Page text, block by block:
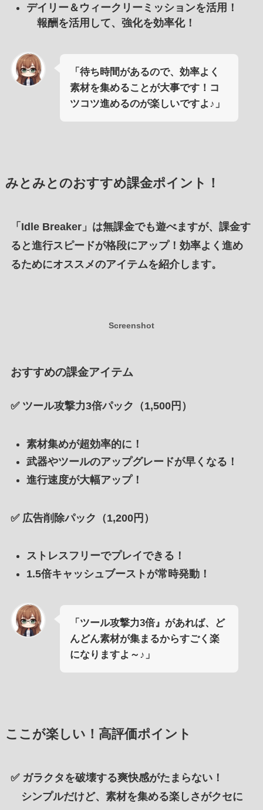
デイリー＆ウィークリーミッションを活用！
報酬を活用して、強化を効率化！
「待ち時間があるので、効率よく
素材を集めることが大事です！コ
ツコツ進めるのが楽しいですよ♪」
みとみとのおすすめ課金ポイント！
「Idle Breaker」は無課金でも遊べますが、課金す
ると進行スピードが格段にアップ！効率よく進め
るためにオススメのアイテムを紹介します。
Screenshot
おすすめの課金アイテム
✅ ツール攻撃力3倍パック（1,500円）
素材集めが超効率的に！
武器やツールのアップグレードが早くなる！
進行速度が大幅アップ！
✅ 広告削除パック（1,200円）
ストレスフリーでプレイできる！
1.5倍キャッシュブーストが常時発動！
「ツール攻撃力3倍』があれば、ど
んどん素材が集まるからすごく楽
になりますよ～♪」
ここが楽しい！高評価ポイント
✅ ガラクタを破壊する爽快感がたまらない！
シンプルだけど、素材を集める楽しさがクセに